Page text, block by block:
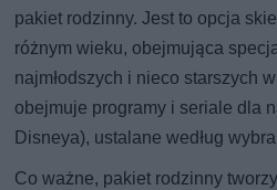
pakiet rodzinny. Jest to opcja
różnym wieku, obejmująca
najmłodszych i nieco starszych
obejmuje programy i seriale dla
Disneya), ustalane według
Co ważne, pakiet rodzinny